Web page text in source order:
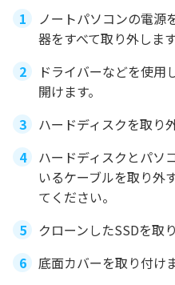
ノートパソコンの電源
器をすべて取り外します
ドライバーなどを使用
開けます。
ハードディスクを取り
ハードディスクとパソ
いるケーブルを取り外
てください。
クローンしたSSDを取
底面カバーを取り付けま